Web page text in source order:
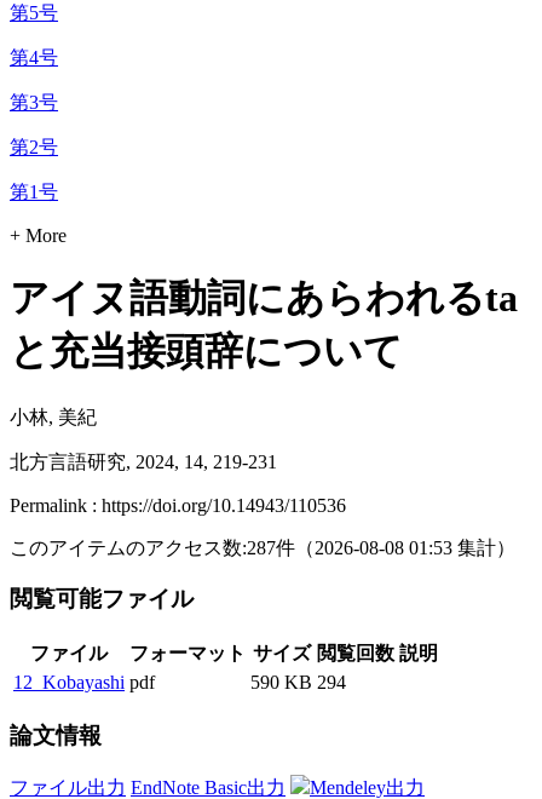
第5号
第4号
第3号
第2号
第1号
+ More
アイヌ語動詞にあらわれるta
と充当接頭辞について
小林, 美紀
北方言語研究, 2024, 14, 219-231
Permalink : https://doi.org/10.14943/110536
このアイテムのアクセス数:287件 （2026-08-08 01:53 集計）
閲覧可能ファイル
ファイル フォーマット サイズ 閲覧回数 説明
12_Kobayashi pdf 590 KB 294
論文情報
ファイル出力 EndNote Basic出力 Mendeley出力